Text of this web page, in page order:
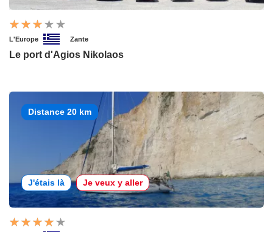
L'Europe Zante
Le port d'Agios Nikolaos
Distance 20 km
J'étais là Je veux y aller